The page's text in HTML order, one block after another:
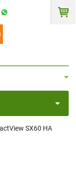
SX60 HA